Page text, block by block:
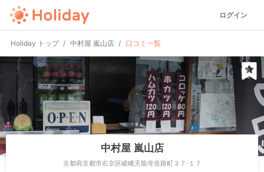
ログイン
Holiday トップ 中村屋 嵐山店 口コミ一覧
中村屋 嵐山店
京都府京都市右京区嵯峨天龍寺造路町３７-１７